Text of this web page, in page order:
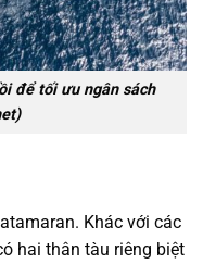
để tối ưu ngân sách
Khác với các
hai thân tàu riêng biệt